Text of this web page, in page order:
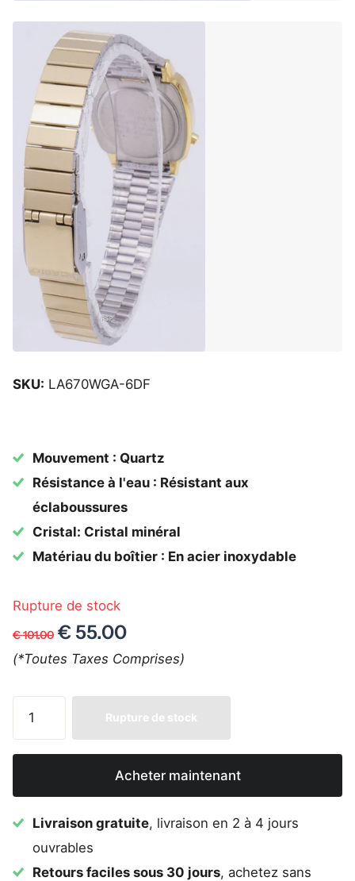
SKU: LA670WGA-6DF
Mouvement : Quartz
Résistance à l'eau : Résistant aux
éclaboussures
Cristal: Cristal minéral
Matériau du boîtier : En acier inoxydable
Rupture de stock
€ 101.00 € 55.00
(*Toutes Taxes Comprises)
Rupture de stock
Acheter maintenant
Livraison gratuite, livraison en 2 à 4 jours
ouvrables
Retours faciles sous 30 jours, achetez sans